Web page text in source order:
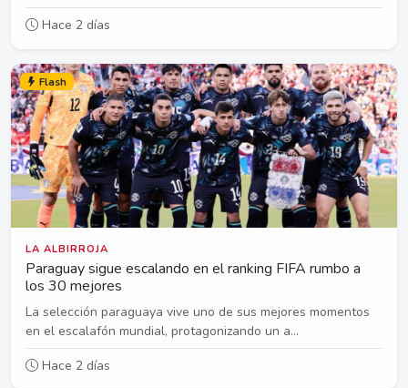
Hace 2 días
Flash
LA ALBIRROJA
Paraguay sigue escalando en el ranking FIFA rumbo a
los 30 mejores
La selección paraguaya vive uno de sus mejores momentos
en el escalafón mundial, protagonizando un a...
Hace 2 días